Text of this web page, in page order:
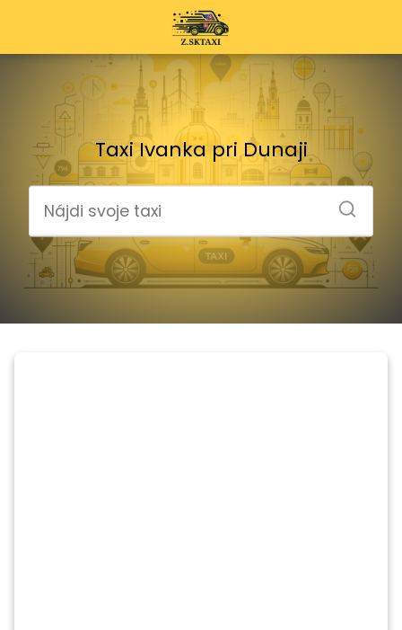
Taxi Ivanka pri Dunaji